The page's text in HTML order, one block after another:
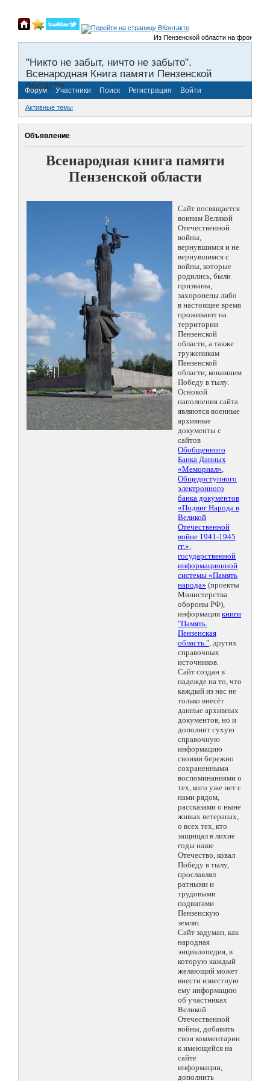
Из Пензенской области на фронты
"Никто не забыт, ничто не забыто".
Всенародная Книга памяти Пензенской
области.
Форум Участники Поиск Регистрация Войти
Активные темы
Объявление
Всенародная книга памяти
Пензенской области
Сайт посвящается
воинам Великой
Отечественной
войны,
вернувшимся и не
вернувшимся с
войны, которые
родились, были
призваны,
захоронены либо
в настоящее время
проживают на
территории
Пензенской
области, а также
труженикам
Пензенской
области, ковавшим
Победу в тылу.
Основой
наполнения сайта
являются военные
архивные
документы с
сайтов
Обобщенного
Банка Данных
«Мемориал»,
Общедоступного
электронного
банка документов
«Подвиг Народа в
Великой
Отечественной
войне 1941-1945
гг.»,
государственной
информационной
системы «Память
народа» (проекты
Министерства
обороны РФ),
информация книги
"Память.
Пензенская
область.", других
справочных
источников.
Сайт создан в
надежде на то, что
каждый из нас не
только внесёт
данные архивных
документов, но и
дополнит сухую
справочную
информацию
своими бережно
сохраненными
воспоминаниями о
тех, кого уже нет с
нами рядом,
рассказами о ныне
живых ветеранах,
о всех тех, кто
защищал в лихие
годы наше
Отечество, ковал
Победу в тылу,
прославлял
ратными и
трудовыми
подвигами
Пензенскую
землю.
Сайт задуман, как
народная
энциклопедия, в
которую каждый
желающий может
внести известную
ему информацию
об участниках
Великой
Отечественной
войны, добавить
свои комментарии
к имеющейся на
сайте
информации,
дополнить